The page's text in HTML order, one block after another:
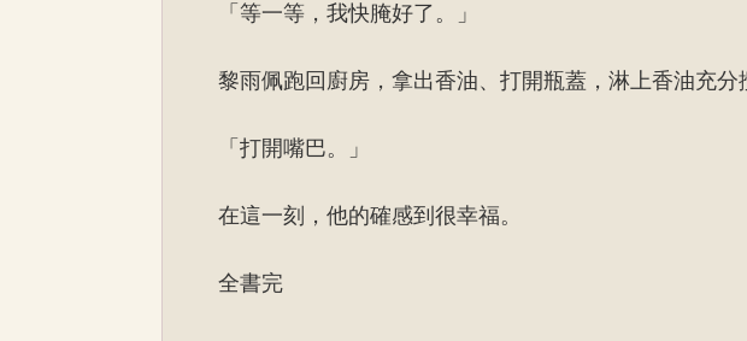
「等一等，我快腌好了。」
黎雨佩跑回廚房，拿出香油、打開瓶蓋，淋上香油充
「打開嘴巴。」
在這一刻，他的確感到很幸福。
全書完